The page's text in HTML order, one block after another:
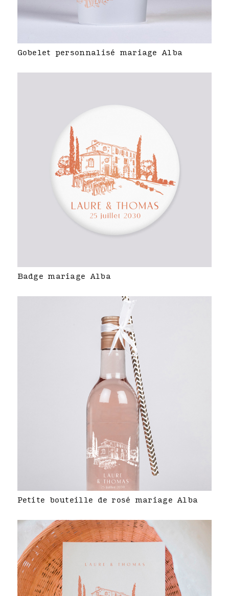
Gobelet personnalisé mariage Alba
Badge mariage Alba
Petite bouteille de rosé mariage Alba